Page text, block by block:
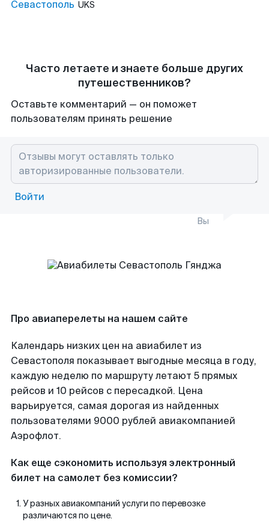
Севастополь UKS
Часто летаете и знаете больше других
путешественников?
Оставьте комментарий — он поможет
пользователям принять решение
Войти
Вы
Про авиаперелеты на нашем сайте
Календарь низких цен на авиабилет из
Севастополя показывает выгодные месяца в году,
каждую неделю по маршруту летают 5 прямых
рейсов и 10 рейсов с пересадкой. Цена
варьируется, самая дорогая из найденных
пользователями 9000 рублей авиакомпанией
Аэрофлот.
Как еще сэкономить используя электронный
билет на самолет без комиссии?
У разных авиакомпаний услуги по перевозке
различаются по цене.